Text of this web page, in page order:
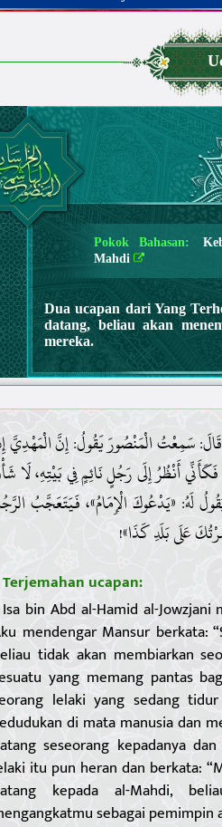
Pokok Bahasan:
Mahdi
Dua ucapan dari Yang
datang, beliau akan
mereka.
سَمِعْتُ الْمَنْصُورَ يَقُولُ: إِنَّ الْمَهْدِيَّ
أَنْظُرُ إِلَى رَجُلٍ نَائِمٍ فِي بَيْتِهِ، لَا
لَهُ: «يَدْعُوكَ الْإِمَامُ»، فَيَتَعَجَّبُ
عَلَى بَلَدِ كَذَا»!
Terjemahan ucapan:
Isa bin Abd al-Hamid al-
mendengar Mansur berkata:
tidak akan membiarkan
yang memang pantas
lelaki yang sedang
di mata manusia dan
seseorang kepadanya
itu pun heran dan berkata:
kepada al-Mahdi,
sebagai pemimpin